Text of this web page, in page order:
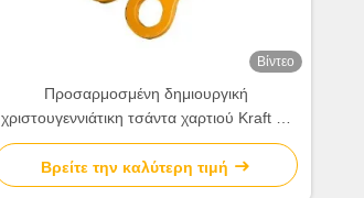
Βίντεο
Προσαρμοσμένη δημιουργική
χριστουγεννιάτικη τσάντα χαρτιού Kraft με
το δικό σου λογότυπο για το διακοσμητικό
πάρτι Χριστούγεννα
Βρείτε την καλύτερη τιμή